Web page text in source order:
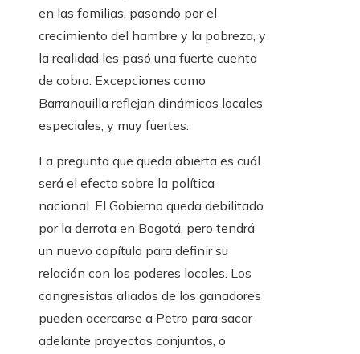
en las familias, pasando por el
crecimiento del hambre y la pobreza, y
la realidad les pasó una fuerte cuenta
de cobro. Excepciones como
Barranquilla reflejan dinámicas locales
especiales, y muy fuertes.
La pregunta que queda abierta es cuál
será el efecto sobre la política
nacional. El Gobierno queda debilitado
por la derrota en Bogotá, pero tendrá
un nuevo capítulo para definir su
relación con los poderes locales. Los
congresistas aliados de los ganadores
pueden acercarse a Petro para sacar
adelante proyectos conjuntos, o